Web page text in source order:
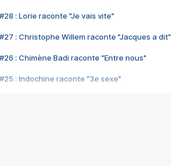
#28 : Lorie raconte "Je vais vite"
#27 : Christophe Willem raconte "Jacques a dit"
#26 : Chimène Badi raconte "Entre nous"
#25 : Indochine raconte "3e sexe"